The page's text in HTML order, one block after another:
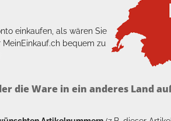
einkaufen, als wären Sie
bequem zu
die Ware in ein anderes Land